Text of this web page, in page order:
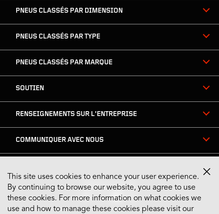
PNEUS CLASSÉS PAR DIMENSION
PNEUS CLASSÉS PAR TYPE
PNEUS CLASSÉS PAR MARQUE
SOUTIEN
RENSEIGNEMENTS SUR L’ENTREPRISE
COMMUNIQUER AVEC NOUS
Restez connecté
This site uses cookies to enhance your user experience.
By continuing to browse our website, you agree to use
these cookies. For more information on what cookies we
use and how to manage these cookies please visit our